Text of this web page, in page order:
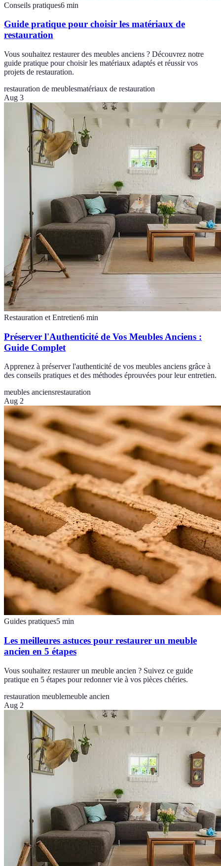
Conseils pratiques6 min
Guide pratique pour choisir les matériaux de
restauration
Vous souhaitez restaurer des meubles anciens ? Découvrez notre
guide pratique pour choisir les matériaux adaptés et réussir vos
projets de restauration.
restauration de meublesmatériaux de restauration
Aug 3
Restauration et Entretien6 min
Préserver l'Authenticité de Vos Meubles Anciens :
Guide Complet
Apprenez à préserver l'authenticité de vos meubles anciens grâce à
des conseils pratiques et des méthodes éprouvées pour leur entretien.
meubles anciensrestauration
Aug 2
Guides pratiques5 min
Les meilleures astuces pour restaurer un meuble
ancien en 5 étapes
Vous souhaitez restaurer un meuble ancien ? Suivez ce guide
pratique en 5 étapes pour redonner vie à vos pièces chéries.
restauration meublemeuble ancien
Aug 2